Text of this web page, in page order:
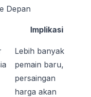
Depan
Implikasi
Lebih banyak
pemain baru,
persaingan
harga akan